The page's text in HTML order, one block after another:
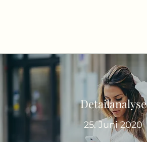
Detailanalyse
25. Juni 2020